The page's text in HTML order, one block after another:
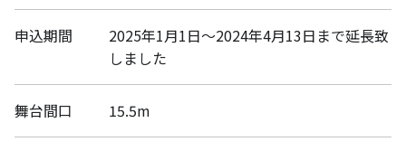
申込期間
2025年1月1日〜2024年4月13日まで延長致
しました
舞台間口 15.5m